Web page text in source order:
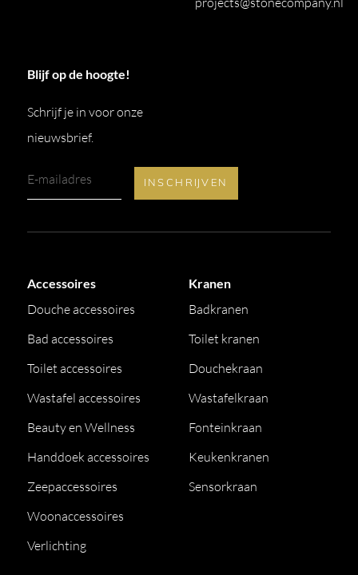
Blijf op de hoogte!
Schrijf je in voor onze
nieuwsbrief.
Accessoires
Douche accessoires
Bad accessoires
Toilet accessoires
Wastafel accessoires
Beauty en Wellness
Handdoek accessoires
Zeepaccessoires
Woonaccessoires
Verlichting
Kranen
Badkranen
Toilet kranen
Douchekraan
Wastafelkraan
Fonteinkraan
Keukenkranen
Sensorkraan